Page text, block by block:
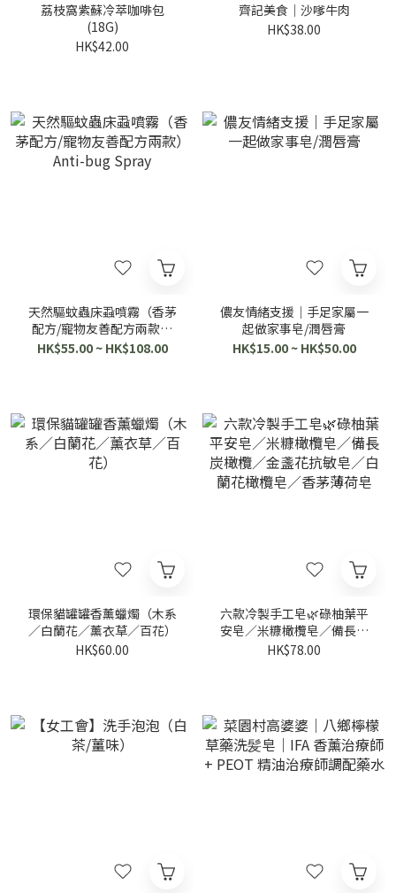
荔枝窩紫蘇冷萃咖啡包
(18G)
HK$42.00
齊記美食｜沙嗲牛肉
HK$38.00
天然驅蚊蟲床蝨噴霧（香茅
配方/寵物友善配方兩款）
Anti-bug Spray
HK$55.00 ~ HK$108.00
儂友情緒支援｜手足家屬一
起做家事皂/潤唇膏
HK$15.00 ~ HK$50.00
環保貓罐罐香薰蠟燭（木系
／白蘭花／薰衣草／百花）
HK$60.00
六款冷製手工皂🌿碌柚葉平
安皂／米糠橄欖皂／備長炭
橄欖／金盞花抗敏皂／白蘭
HK$78.00